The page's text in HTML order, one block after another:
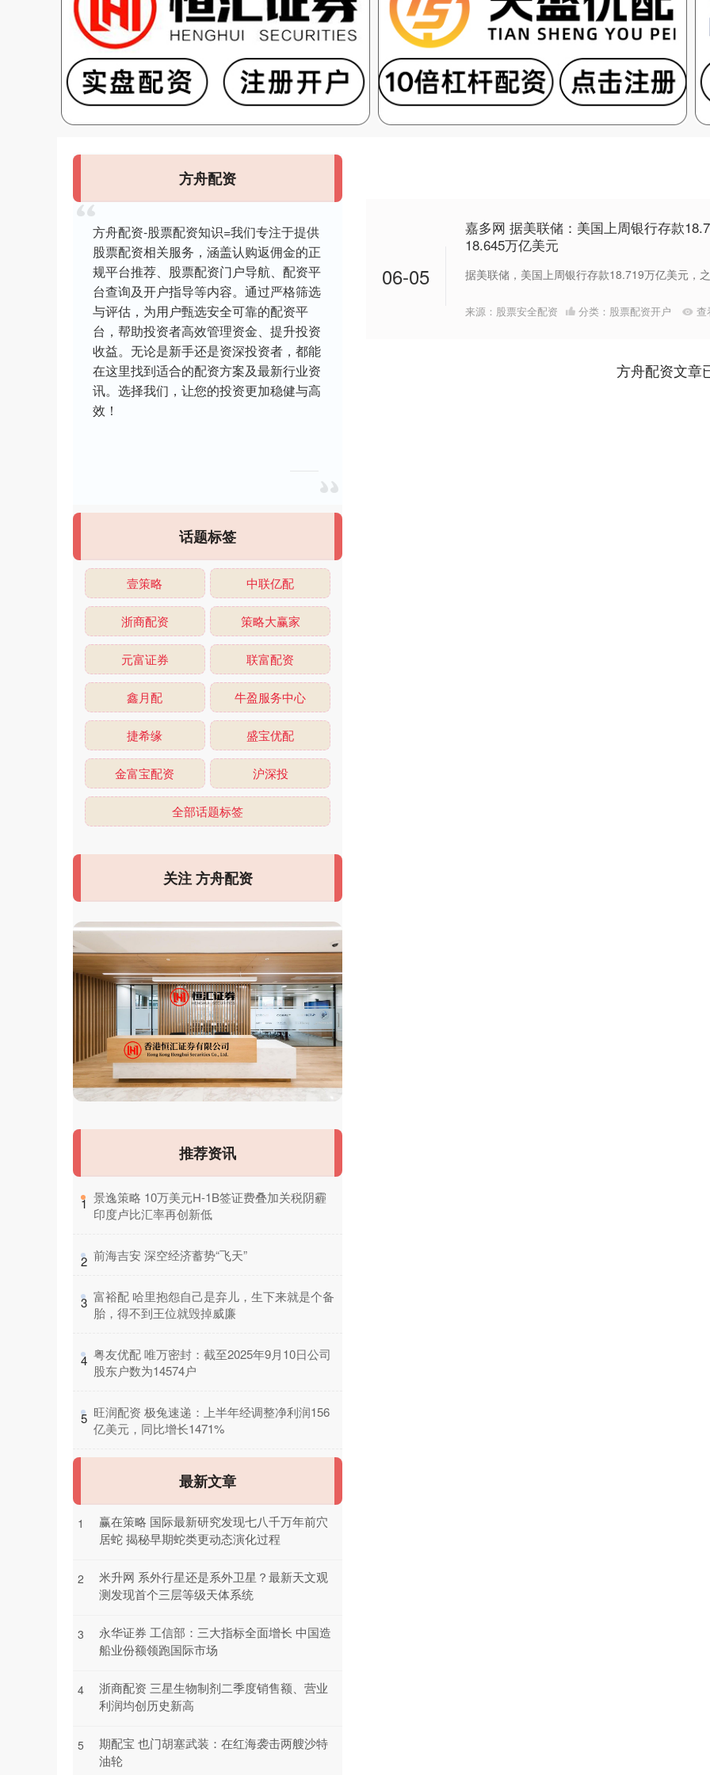
06-05
嘉多网 据美联储：美国上周银行存款
18.645万亿美元
据美联储，美国上周银行存款18.719万亿美元，
来源：股票安全配资 分类： 股票配资开户 查
方舟配资文章
方舟配资
方舟配资-股票配资知识=我们专注于提供
股票配资相关服务，涵盖认购返佣金的正
规平台推荐、股票配资门户导航、配资平
台查询及开户指导等内容。通过严格筛选
与评估，为用户甄选安全可靠的配资平
台，帮助投资者高效管理资金、提升投资
收益。无论是新手还是资深投资者，都能
在这里找到适合的配资方案及最新行业资
讯。选择我们，让您的投资更加稳健与高
效！
话题标签
壹策略 中联亿配
浙商配资 策略大赢家
元富证券 联富配资
鑫月配 牛盈服务中心
捷希缘 盛宝优配
金富宝配资 沪深投
全部话题标签
关注 方舟配资
推荐资讯
1 ​景逸策略 10万美元H-1B签证费叠加关税阴霾
印度卢比汇率再创新低
2 ​前海吉安 深空经济蓄势“飞天”
3 ​富裕配 哈里抱怨自己是弃儿，生下来就是个备
胎，得不到王位就毁掉威廉
4 ​粤友优配 唯万密封：截至2025年9月10日公司
股东户数为14574户
5 ​旺润配资 极兔速递：上半年经调整净利润156
亿美元，同比增长1471%
最新文章
1
赢在策略 国际最新研究发现七八千万年前穴
居蛇 揭秘早期蛇类更动态演化过程
2
米升网 系外行星还是系外卫星？最新天文观
测发现首个三层等级天体系统
3
永华证券 工信部：三大指标全面增长 中国造
船业份额领跑国际市场
4
浙商配资 三星生物制剂二季度销售额、营业
利润均创历史新高
5
期配宝 也门胡塞武装：在红海袭击两艘沙特
油轮